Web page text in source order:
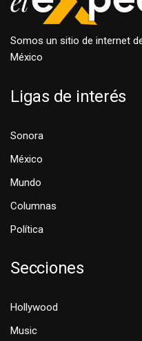
Somos un sitio de internet
México
Ligas de interés
Sonora
México
Mundo
Columnas
Política
Secciones
Hollywood
Music